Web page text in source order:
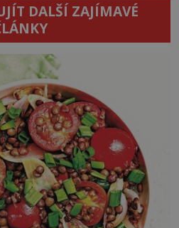
DALŠÍ ZAJÍMAVÉ